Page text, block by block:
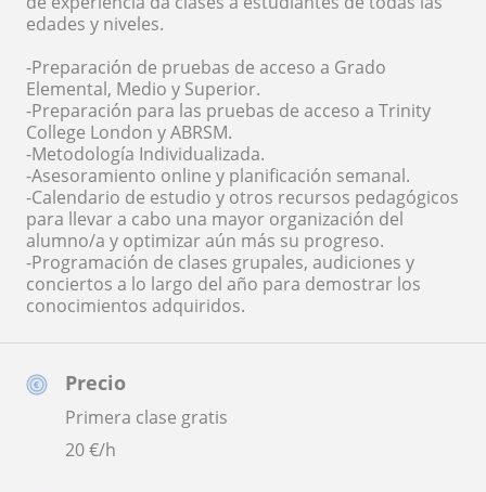
Precio
Primera clase gratis
20€/h
edades y niveles.
-Preparación de pruebas de acceso a Grado
Elemental, Medio y Superior.
-Preparación para las pruebas de acceso a Trinity
College London y ABRSM.
-Metodología Individualizada.
-Asesoramiento online y planificación semanal.
-Calendario de estudio y otros recursos pedagógicos
para llevar a cabo una mayor organización del
alumno/a y optimizar aún más su progreso.
-Programación de clases grupales, audiciones y
conciertos a lo largo del año para demostrar los
conocimientos adquiridos.